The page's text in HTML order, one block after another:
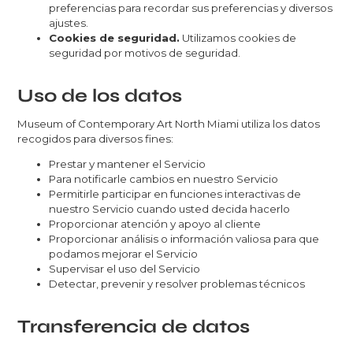
preferencias para recordar sus preferencias y diversos
ajustes.
Cookies de seguridad. Utilizamos cookies de
seguridad por motivos de seguridad.
Uso de los datos
Museum of Contemporary Art North Miami utiliza los datos
recogidos para diversos fines:
Prestar y mantener el Servicio
Para notificarle cambios en nuestro Servicio
Permitirle participar en funciones interactivas de
nuestro Servicio cuando usted decida hacerlo
Proporcionar atención y apoyo al cliente
Proporcionar análisis o información valiosa para que
podamos mejorar el Servicio
Supervisar el uso del Servicio
Detectar, prevenir y resolver problemas técnicos
Transferencia de datos